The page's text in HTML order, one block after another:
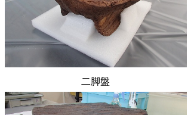
二脚盤